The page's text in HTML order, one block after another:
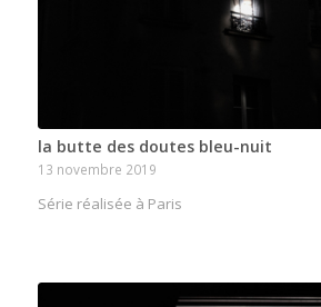
la butte des doutes bleu-nuit
13 novembre 2019
Série réalisée à Paris